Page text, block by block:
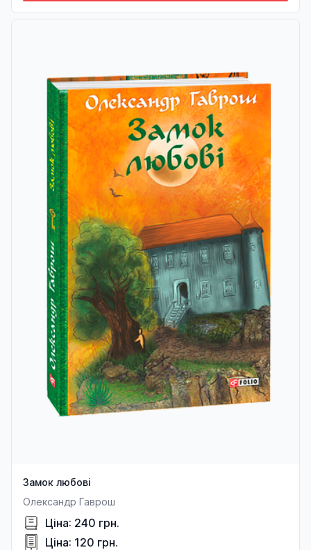
Замок любові
Олександр Гаврош
Ціна: 240 грн.
Ціна: 120 грн.